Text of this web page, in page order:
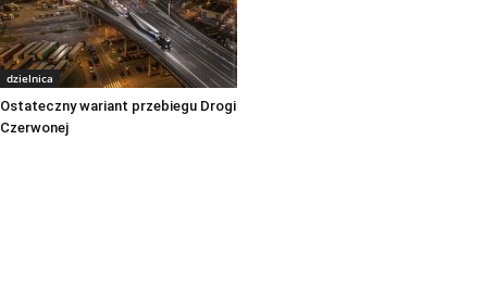
dzielnica
Ostateczny wariant przebiegu Drogi
Czerwonej